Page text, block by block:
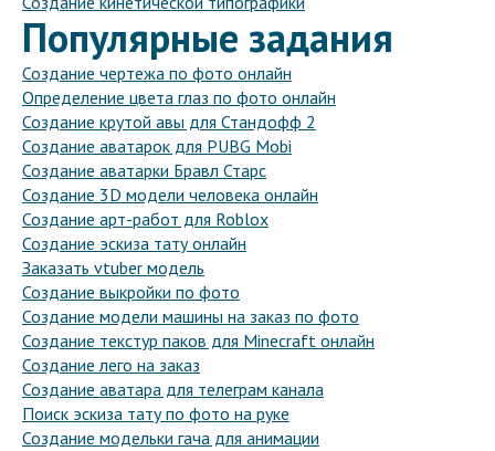
Популярные задания
Создание чертежа по фото онлайн
Определение цвета глаз по фото онлайн
Создание крутой авы для Стандофф 2
Создание аватарок для PUBG Mobi
Создание аватарки Бравл Старс
Создание 3D модели человека онлайн
Создание арт-работ для Roblox
Создание эскиза тату онлайн
Заказать vtuber модель
Создание выкройки по фото
Создание модели машины на заказ по фото
Создание текстур паков для Minecraft онлайн
Создание лего на заказ
Создание аватара для телеграм канала
Поиск эскиза тату по фото на руке
Создание модельки гача для анимации